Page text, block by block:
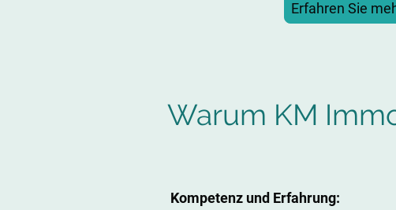
Erfahren Sie
Warum KM
Kompetenz und Erfahrung: